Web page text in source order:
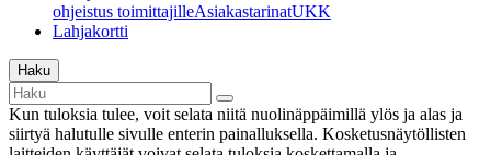
ohjeistus toimittajilleAsiakastarinatUKK
Lahjakortti
Haku
Kun tuloksia tulee, voit selata niitä nuolinäppäimillä ylös ja alas ja
siirtyä halutulle sivulle enterin painalluksella. Kosketusnäytöllisten